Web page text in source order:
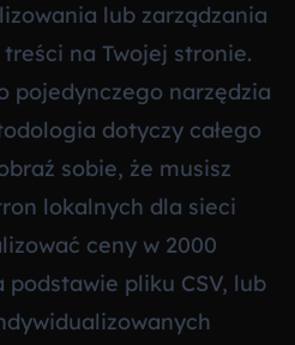
lub zarządzania
na Twojej stronie.
pojedynczego narzędzia
dotyczy całego
sobie, że musisz
lokalnych dla sieci
ceny w 2000
pliku CSV, lub